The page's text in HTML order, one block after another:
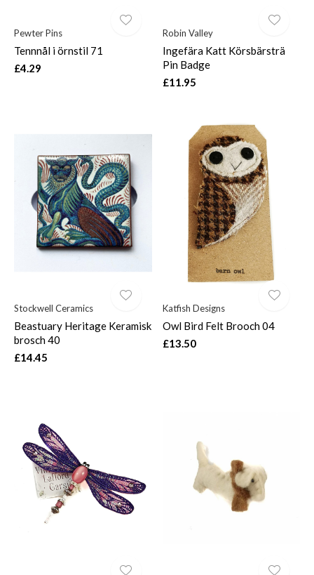
Pewter Pins
Tennnål i örnstil 71
£4.29
Robin Valley
Ingefära Katt Körsbärsträ
Pin Badge
£11.95
Stockwell Ceramics
Beastuary Heritage Keramisk
brosch 40
£14.45
Katfish Designs
Owl Bird Felt Brooch 04
£13.50